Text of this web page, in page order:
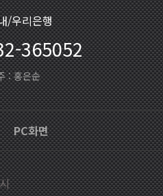
/우리은행
365052
: 홍은순
PC화면